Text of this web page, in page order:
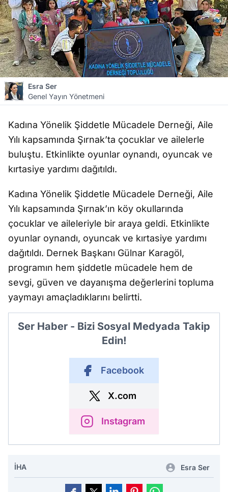
Esra Ser
Genel Yayın Yönetmeni
Kadına Yönelik Şiddetle Mücadele Derneği, Aile
Yılı kapsamında Şırnak’ta çocuklar ve ailelerle
buluştu. Etkinlikte oyunlar oynandı, oyuncak ve
kırtasiye yardımı dağıtıldı.
Kadına Yönelik Şiddetle Mücadele Derneği, Aile
Yılı kapsamında Şırnak’ın köy okullarında
çocuklar ve aileleriyle bir araya geldi. Etkinlikte
oyunlar oynandı, oyuncak ve kırtasiye yardımı
dağıtıldı. Dernek Başkanı Gülnar Karagöl,
programın hem şiddetle mücadele hem de
sevgi, güven ve dayanışma değerlerini topluma
yaymayı amaçladıklarını belirtti.
Ser Haber - Bizi Sosyal Medyada Takip
Edin!
Facebook
X.com
Instagram
İHA Esra Ser